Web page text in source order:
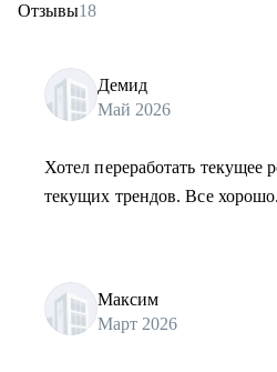
Отзывы18
Демид
Май 2026
Хотел переработать текущее
текущих трендов. Все хорошо.
Максим
Март 2026